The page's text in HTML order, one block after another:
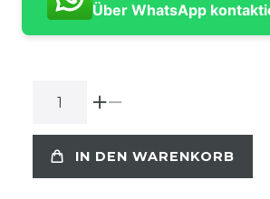
Über WhatsApp
IN DEN WARENKORB